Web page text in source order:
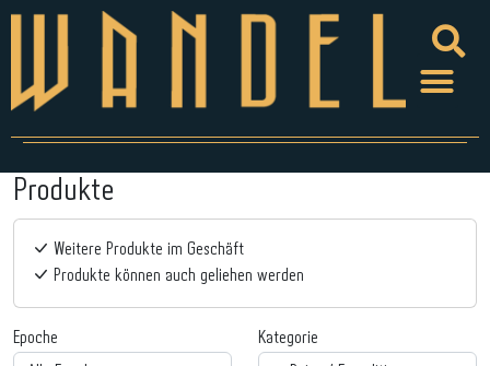
Produkte
Weitere Produkte im Geschäft
Produkte können auch geliehen werden
Epoche Kategorie